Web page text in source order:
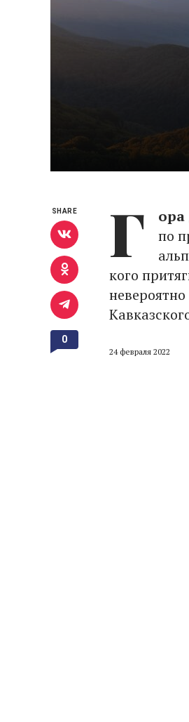
Г ора
по
кого
24 февраля 2022
SHARE
0